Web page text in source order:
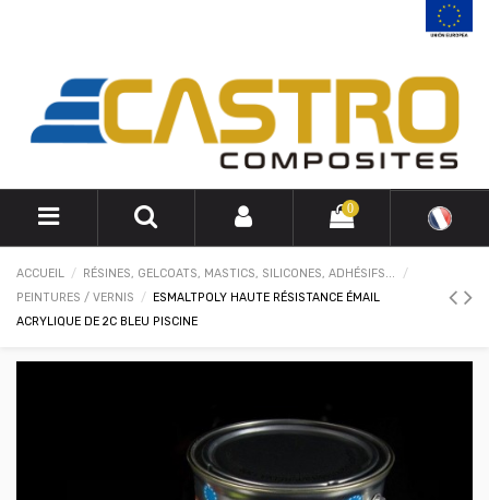
0
ACCUEIL
RÉSINES, GELCOATS, MASTICS, SILICONES, ADHÉSIFS...
PEINTURES / VERNIS
ESMALTPOLY HAUTE RÉSISTANCE ÉMAIL
ACRYLIQUE DE 2C BLEU PISCINE